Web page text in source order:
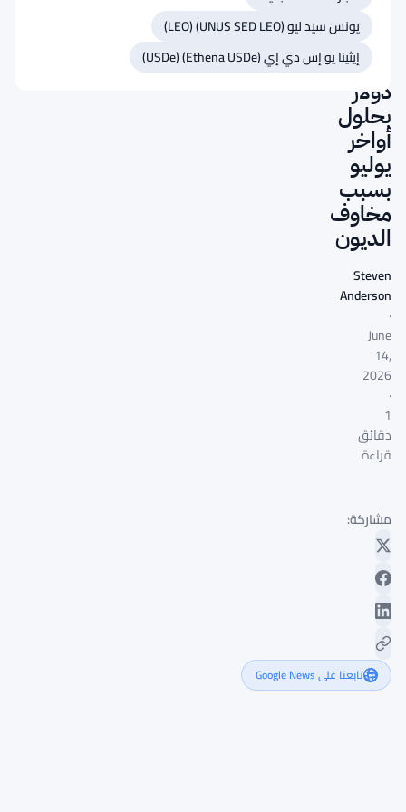
بيتكوين
70,000
دولار
بحلول
أواخر
يوليو
بسبب
مخاوف
الديون
Steven
Anderson
·
June
14,
2026
·
1
دقائق
قراءة
مشاركة:
تابعنا على Google News
يونس سيد ليو (UNUS SED LEO) (LEO)
إيثينا يو إس دي إي (Ethena USDe) (USDe)